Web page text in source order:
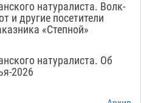
натуралиста. Волк-
и другие посетители
«Степной»
натуралиста. Об
2026